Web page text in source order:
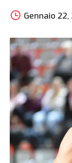
Gennaio 22,